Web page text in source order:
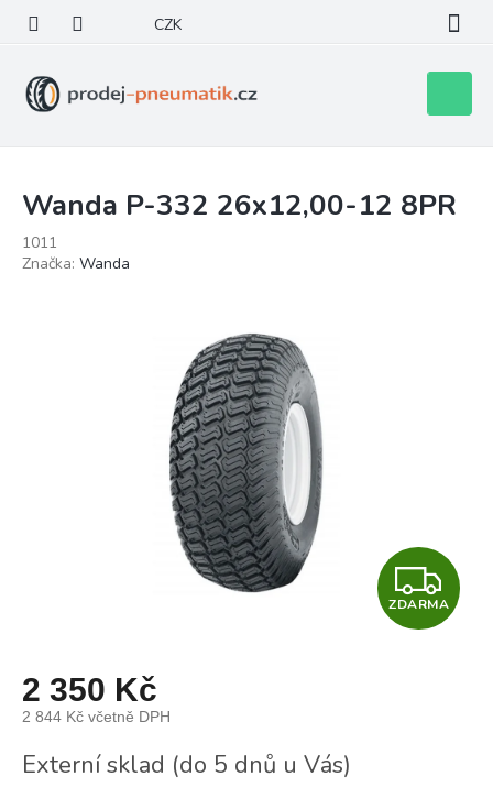
obsah
CZK
košík
Wanda P-332 26x12,00-12 8PR
1011
Značka: Wanda
Z
D
ZDARMA
2 350 Kč
2 844 Kč včetně DPH
cena:
Externí sklad (do 5 dnů u Vás)